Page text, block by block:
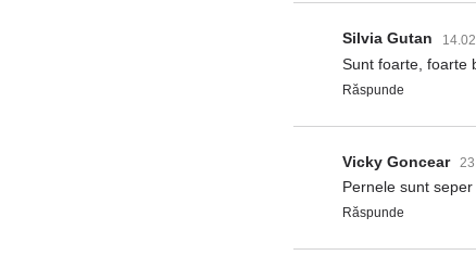
Silvia Gutan
Sunt foarte, foarte
Răspunde
Vicky Goncear
Pernele sunt
Răspunde